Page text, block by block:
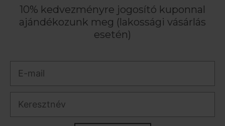
10% kedvezményre jogosító kuponnal
ajándékozunk meg (lakossági vásárlás
esetén)